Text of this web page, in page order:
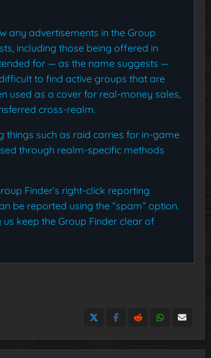
any advertisements in the Group
including those being offered in
for — as the name suggests —
to find active groups that are
used as a cover for real-money sales,
cross-realm.
things such as raid carries for in-game
through realm-specific methods
Finder’s right-click reporting
be reported using the “spam” option.
keep the Group Finder clear of